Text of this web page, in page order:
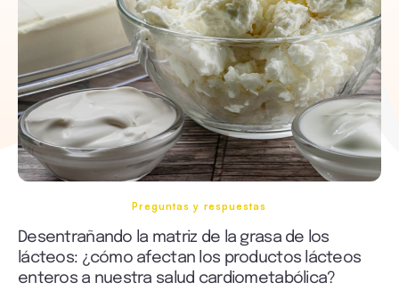
Preguntas y respuestas
Desentrañando la matriz de la grasa de los
lácteos: ¿cómo afectan los productos lácteos
enteros a nuestra salud cardiometabólica?